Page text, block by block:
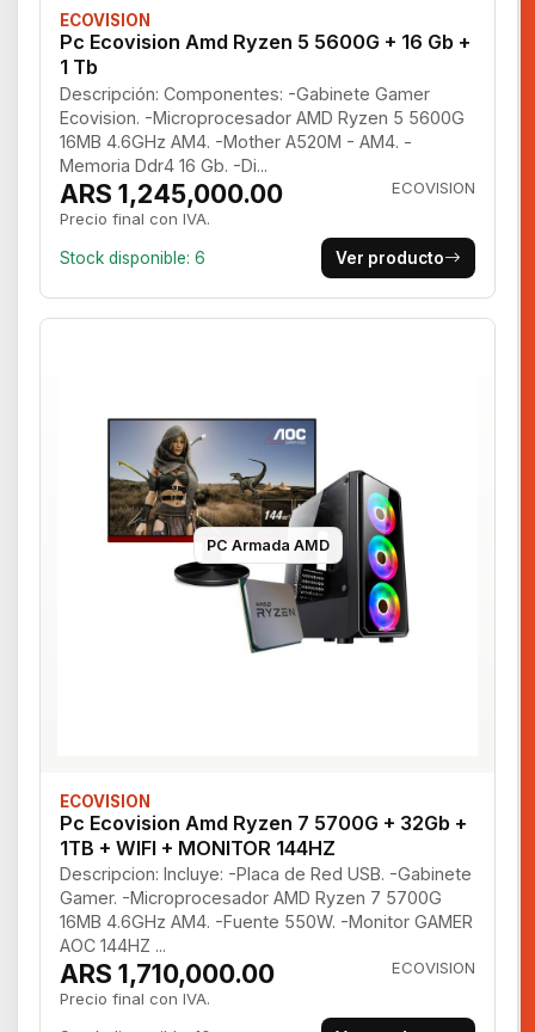
ECOVISION
Pc Ecovision Amd Ryzen 5 5600G + 16 Gb +
1 Tb
Descripción: Componentes: -Gabinete Gamer
Ecovision. -Microprocesador AMD Ryzen 5 5600G
16MB 4.6GHz AM4. -Mother A520M - AM4. -
Memoria Ddr4 16 Gb. -Di...
ARS 1,245,000.00
Precio final con IVA.
ECOVISION
Stock disponible: 6 Ver producto
PC Armada AMD
ECOVISION
Pc Ecovision Amd Ryzen 7 5700G + 32Gb +
1TB + WIFI + MONITOR 144HZ
Descripcion: Incluye: -Placa de Red USB. -Gabinete
Gamer. -Microprocesador AMD Ryzen 7 5700G
16MB 4.6GHz AM4. -Fuente 550W. -Monitor GAMER
AOC 144HZ ...
ARS 1,710,000.00
Precio final con IVA.
ECOVISION